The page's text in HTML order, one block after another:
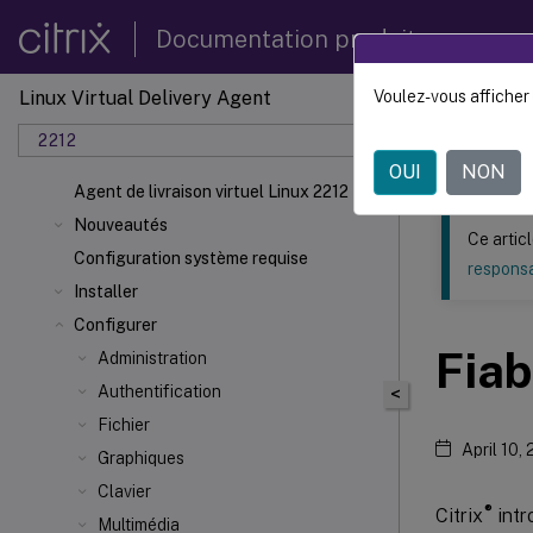
Documentation produit
Linux Virtual Delivery Agent
2212
Agent de livraison virtuel Linux 2212
Nouveautés
Configuration système requise
Installer
Configurer
Administration
Authentification
Fichier
Graphiques
Clavier
Multimédia
Ce contenu a
Agent
<
Ce
April 10,
Citrix®
Voulez-vous
OUI NON